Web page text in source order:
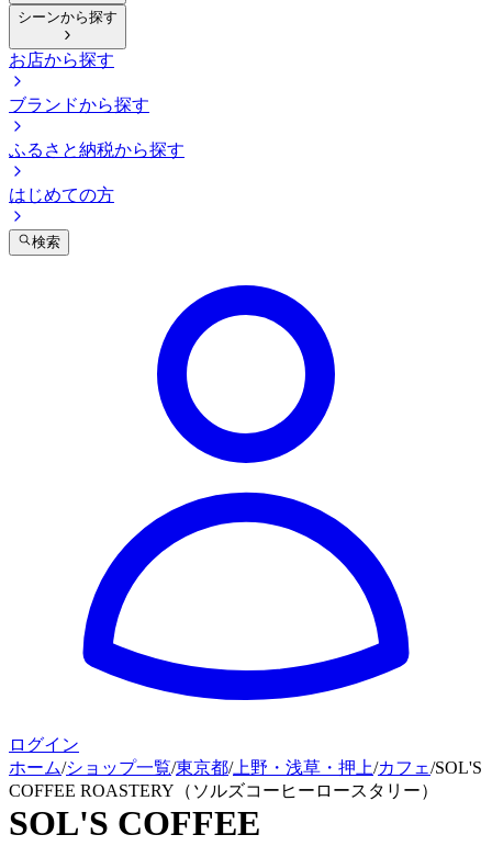
シーンから探す
お店から探す
ブランドから探す
ふるさと納税から探す
はじめての方
検索
ログイン
ホーム/ショップ一覧/東京都/上野・浅草・押上/カフェ/SOL'S
COFFEE ROASTERY（ソルズコーヒーロースタリー）
SOL'S COFFEE